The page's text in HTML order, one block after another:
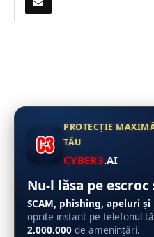
PROTECȚIE
TĂU
CYBER3.AI
Nu-l lăsa pe escroc
SCAM, phishing, apeluri și
oprite instant pe telefonul
2.000.000 de amenințări.